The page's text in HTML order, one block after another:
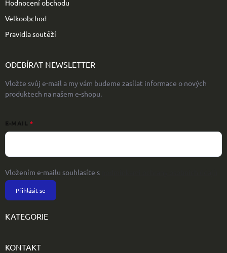
Hodnocení obchodu
Velkoobchod
Pravidla soutěží
ODEBÍRAT NEWSLETTER
Vložte svůj e-mail a my vám budeme zasílat informace o nových
produktech na našem e-shopu.
E-MAIL
Vložením e-mailu souhlasíte s
Přihlásit se
KATEGORIE
KONTAKT